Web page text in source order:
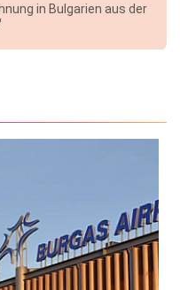
in Bulgarien aus der